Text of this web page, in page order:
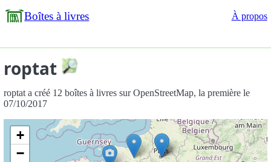
Boîtes à livres À propos
roptat
roptat a créé 12 boîtes à livres sur OpenStreetMap, la première le
07/10/2017
+
−